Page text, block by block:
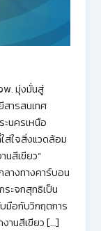
พ. มุ่งมั่นสู่
สารสนเทศ
นครเหนือ
ส่ใจสิ่งแวดล้อม
นสีเขียว”
างทางคาร์บอน
ะจกสุทธิเป็น
มือกับวิกฤตการ
านสีเขียว […]